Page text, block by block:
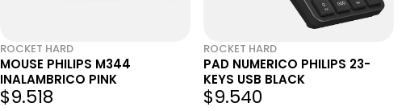
ROCKET HARD
MOUSE PHILIPS M344
INALAMBRICO PINK
$9.518
ROCKET HARD
PAD NUMERICO PHILIPS 23-
KEYS USB BLACK
$9.540